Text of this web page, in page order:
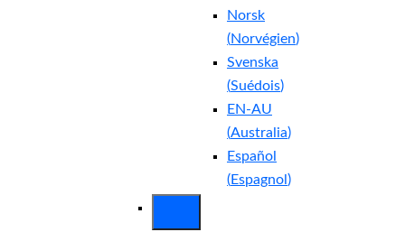
Norsk
(Norvégien)
Svenska
(Suédois)
EN-AU
(Australia)
Español
(Espagnol )